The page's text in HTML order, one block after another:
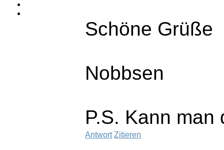
Schöne Grüße
Nobbsen
P.S. Kann
Antwort Zitieren